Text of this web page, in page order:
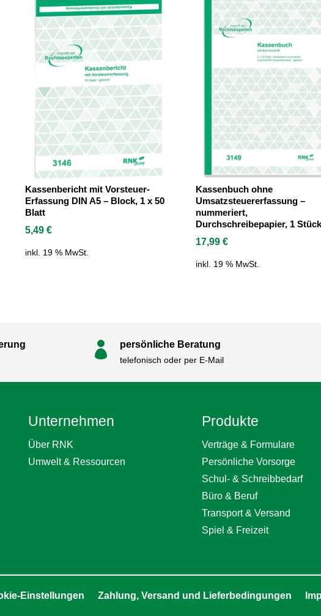
Kassenbericht mit Vorsteuer-
Erfassung DIN A5 – Block, 1 x 50
Blatt
5,49€
inkl. 19 % MwSt.
Kassenbuch ohne
Umsatzsteuererfassung –
nummeriert,
Durchschreibepapier, 1 Stück
17,99€
inkl. 19 % MwSt.
 persönliche Beratung
telefonisch oder per E-Mail
Unternehmen
Über RNK
Umwelt & Ressourcen
Produkte
Verträge & Formulare
Persönliche Vorsorge
Schul- & Schreibbedarf
Büro & Beruf
Transport & Versand
Spiel & Freizeit
Einstellungen Zahlung, Versand und Lieferbedingungen